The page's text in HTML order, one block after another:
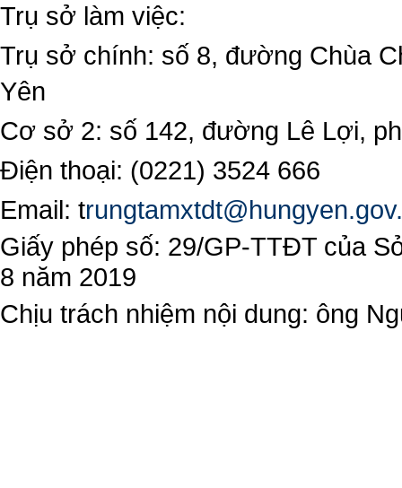
Trụ sở làm việc:
Trụ sở chính: số 8, đường Chùa
Yên
Cơ sở 2: số 142, đường Lê Lợi,
Điện thoại: (0221) 3524 666
Email: t
Giấy phép số: 29/GP-TTĐT của
8 năm 2019
Chịu trách nhiệm nội dung: ông